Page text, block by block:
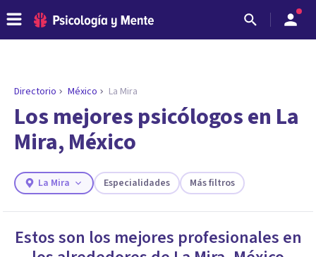
ENCONTRAR MI TERAPEUTA
Directorio México La Mira
Los mejores psicólogos en La
Mira, México
La Mira Especialidades Más filtros
Estos son los mejores profesionales en